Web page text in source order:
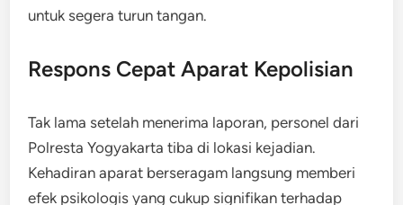
untuk segera turun tangan.
Respons Cepat Aparat Kepolisian
Tak lama setelah menerima laporan, personel dari
Polresta Yogyakarta tiba di lokasi kejadian.
Kehadiran aparat berseragam langsung memberi
efek psikologis yang cukup signifikan terhadap